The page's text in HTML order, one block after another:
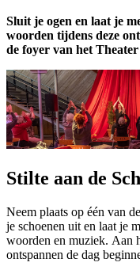
Sluit je ogen en laat je
woorden tijdens deze
de foyer van het Theater
Stilte aan de
Neem plaats op één van
je schoenen uit en laat je
woorden en muziek. Aan
ontspannen de dag